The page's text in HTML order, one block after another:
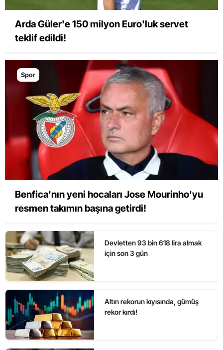
Arda Güler'e 150 milyon Euro'luk servet
teklif edildi!
Spor
Benfica'nın yeni hocaları Jose Mourinho'yu
resmen takımın başına getirdi!
Devletten 93 bin 618 lira almak
için son 3 gün
Altın rekorun kıyısında, gümüş
rekor kırdı!